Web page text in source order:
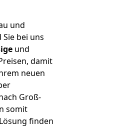
und
Sie bei uns
und
damit
neuen
Groß-
somit
finden